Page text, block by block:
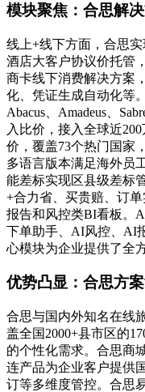
模块聚焦：合思解
线上+线下方面，合思
酒店大客户协议价托管
商卡线下消费解决方案
化、凭证生成自动化等
Abacus、Amadeus、
入比价，接入全球近
价，覆盖73个热门国家
多语言版本满足海外员
能差标实现区县级差标
+合力省、买贵赔、订
报告和风控类BI看板。
下单助手、AI风控、AI
心模块为企业提供了全
优势凸显：合思方
合思与国内外知名在线
盖全国2000+县市区的
的个性化需求。合思商
连产品为企业客户提供
订等多维度管控。合思